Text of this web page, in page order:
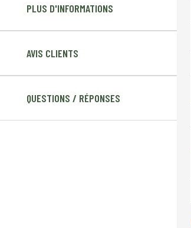
PLUS D'INFORMATIONS
AVIS CLIENTS
QUESTIONS / RÉPONSES